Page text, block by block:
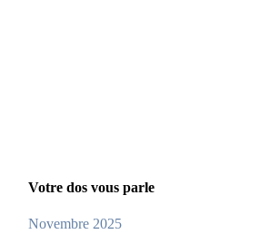
Votre dos vous parle
Novembre 2025